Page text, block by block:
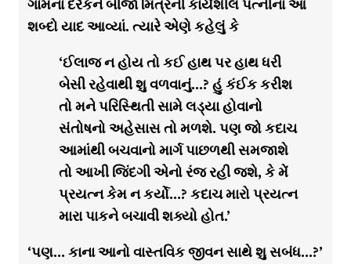
ગામના દરેકને બીજા મિત્રની કાર્યશીલ પત્નીના આ
શબ્દો યાદ આવ્યાં. ત્યારે એણે કહેલું કે
‘ઈલાજ ન હોય તો કઈ હાથ પર હાથ ધરી
બેસી રહેવાથી શુ વળવાનું…? હું કંઈક કરીશ
તો મને પરિસ્થિતી સામે લડ્યા હોવાનો
સંતોષનો અહેસાસ તો મળશે. પણ જો કદાચ
આમાંથી બચવાનો માર્ગ પાછળથી સમજાશે
તો આખી જિંદગી એનો રંજ રહી જશે, કે મેં
પ્રયત્ન કેમ ન કર્યો…? કદાચ મારો પ્રયત્ન
મારા પાકને બચાવી શક્યો હોત.’
‘પણ… કાના આનો વાસ્તવિક જીવન સાથે શુ સબંધ…?’